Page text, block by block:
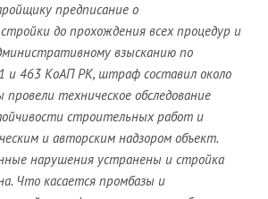
предписание о
до прохождения всех процедур и
взысканию по
и 463 КоАП РК, штраф составил около
техническое обследование
строительных работ и
и авторским надзором объект.
нарушения устранены и стройка
Что касается промбазы и